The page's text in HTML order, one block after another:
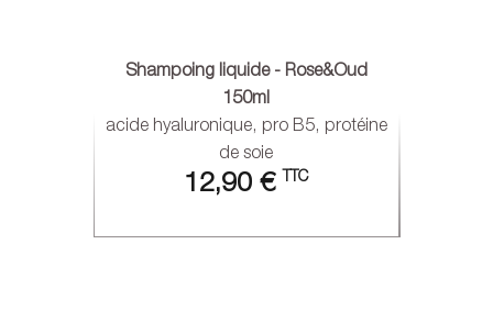
Shampoing liquide - Rose&Oud
150ml
acide hyaluronique, pro B5, protéine
de soie
12,90 € TTC